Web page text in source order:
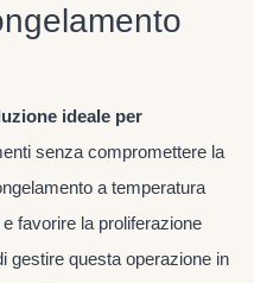
ideale per
senza compromettere la
a temperatura
favorire la proliferazione
gestire questa operazione in